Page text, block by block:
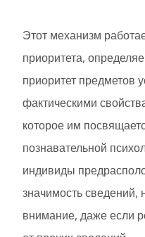
Этот механизм
приоритета,
приоритет предметов
фактическими
которое им
познавательной
индивиды
значимость сведений,
внимание, даже если